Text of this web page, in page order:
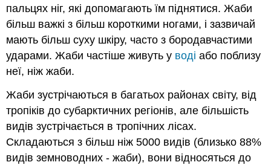
пальцях ніг, які допомагають їм піднятися. Жаби
більш важкі з більш короткими ногами, і зазвичай
мають більш суху шкіру, часто з бородавчастими
ударами. Жаби частіше живуть у воді або поблизу
неї, ніж жаби.
Жаби зустрічаються в багатьох районах світу, від
тропіків до субарктичних регіонів, але більшість
видів зустрічається в тропічних лісах.
Складаються з більш ніж 5000 видів (близько 88%
видів земноводних - жаби), вони відносяться до